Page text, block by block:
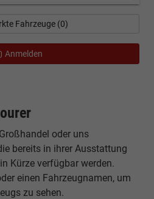
oder uns
bereits in ihrer Ausstattung
Kürze verfügbar werden.
einen Fahrzeugnamen, um
zu sehen.
Fahrzeuge (0)
Anmelden